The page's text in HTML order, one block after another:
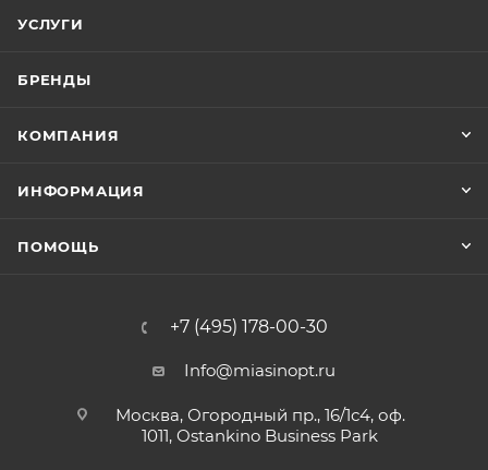
УСЛУГИ
БРЕНДЫ
КОМПАНИЯ
ИНФОРМАЦИЯ
ПОМОЩЬ
+7 (495) 178-00-30
Info@miasinopt.ru
Москва, Огородный пр., 16/1с4, оф.
1011, Ostankino Business Park